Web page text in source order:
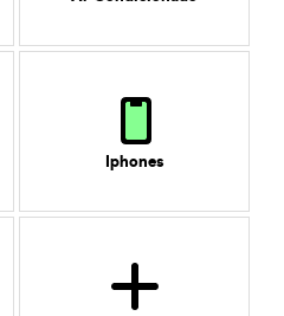
Iphones